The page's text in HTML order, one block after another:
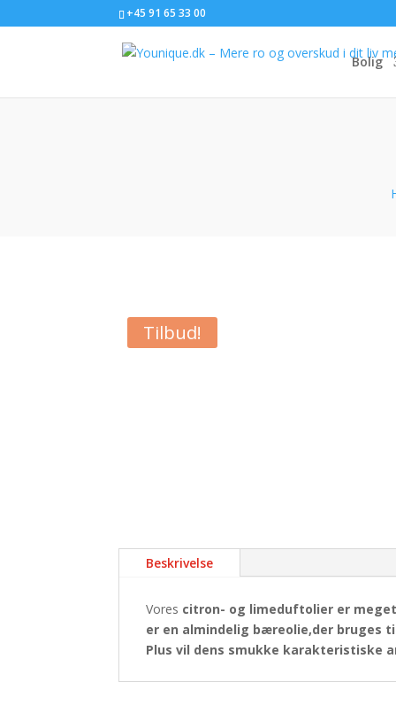
+45 91 65 33 00
Bolig
Tilbud!
Beskrivelse
Vores citron- og limeduftolier er
er en almindelig bæreolie,der
Plus vil dens smukke karakteristiske